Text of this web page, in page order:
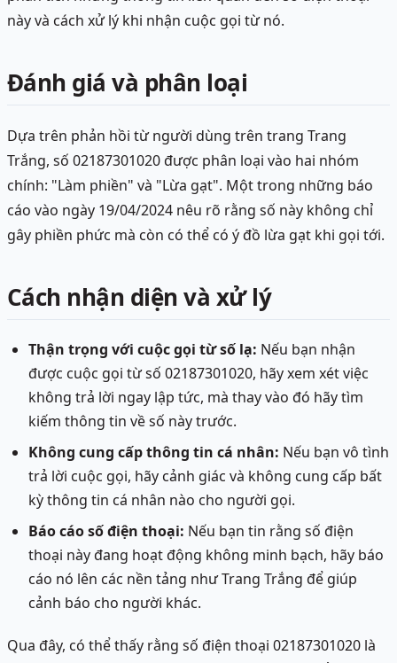
này và cách xử lý khi nhận cuộc gọi từ nó.
Đánh giá và phân loại
Dựa trên phản hồi từ người dùng trên trang Trang
Trắng, số 02187301020 được phân loại vào hai nhóm
chính: "Làm phiền" và "Lừa gạt". Một trong những báo
cáo vào ngày 19/04/2024 nêu rõ rằng số này không chỉ
gây phiền phức mà còn có thể có ý đồ lừa gạt khi gọi tới.
Cách nhận diện và xử lý
Thận trọng với cuộc gọi từ số lạ: Nếu bạn nhận
được cuộc gọi từ số 02187301020, hãy xem xét việc
không trả lời ngay lập tức, mà thay vào đó hãy tìm
kiếm thông tin về số này trước.
Không cung cấp thông tin cá nhân: Nếu bạn vô tình
trả lời cuộc gọi, hãy cảnh giác và không cung cấp bất
kỳ thông tin cá nhân nào cho người gọi.
Báo cáo số điện thoại: Nếu bạn tin rằng số điện
thoại này đang hoạt động không minh bạch, hãy báo
cáo nó lên các nền tảng như Trang Trắng để giúp
cảnh báo cho người khác.
Qua đây, có thể thấy rằng số điện thoại 02187301020 là